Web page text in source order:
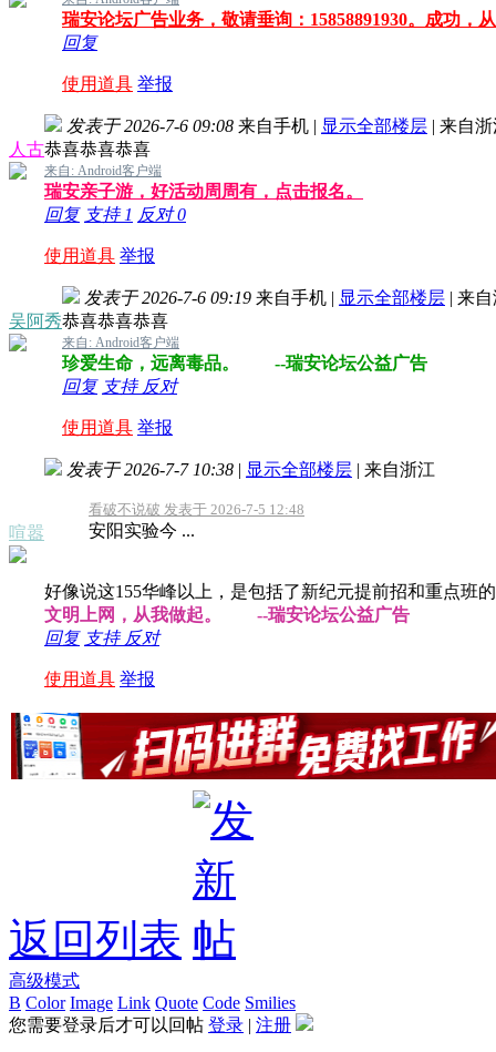
瑞安论坛广告业务，敬请垂询：15858891930。成功，
回复
使用道具 举报
人古
发表于 2026-7-6 09:08 来自手机 | 显示全部楼层 | 来自浙
恭喜恭喜恭喜
来自: Android客户端
瑞安亲子游，好活动周周有，点击报名。
回复 支持 1 反对0
使用道具 举报
吴阿秀
发表于 2026-7-6 09:19 来自手机 | 显示全部楼层 | 来
恭喜恭喜恭喜
来自: Android客户端
珍爱生命，远离毒品。 --瑞安论坛公益广告
回复 支持 反对
使用道具 举报
喧嚣
发表于 2026-7-7 10:38 | 显示全部楼层 | 来自浙江
看破不说破 发表于 2026-7-5 12:48
安阳实验今 ...
好像说这155华峰以上，是包括了新纪元提前招和重点班
文明上网，从我做起。 --瑞安论坛公益广告
回复 支持 反对
使用道具 举报
返回列表
高级模式
B Color Image Link Quote Code Smilies
您需要登录后才可以回帖 登录 | 注册